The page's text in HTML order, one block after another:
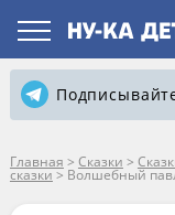
Главная > Сказки >
сказки> Волшебный